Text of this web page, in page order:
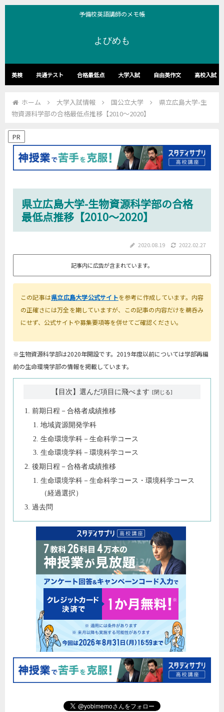
予備校英語講師のメモ帳
よびめも
英検 共通テスト 合格最低点 大学入試 自由英作文 高校入試
ホーム 大学入試情報 国公立大学
県立広島大学-生
物資源科学部の合格最低点推移【2010～2020】
PR
県立広島大学-生物資源科学部の合格
最低点推移【2010～2020】
2020.08.19 2022.02.27
記事内に広告が含まれています。
この記事は県立広島大学公式サイトを参考に作成しています。内容
の正確さには万全を期していますが、この記事の内容だけを鵜呑み
にせず、公式サイトや募集要項等を併せてご確認ください。
※生物資源科学部は2020年開設です。2019年度以前については学部再編
前の生命環境学部の情報を掲載しています。
【目次】選んだ項目に飛べます
前期日程－合格者成績推移
地域資源開発学科
生命環境学科－生命科学コース
生命環境学科－環境科学コース
後期日程－合格者成績推移
生命環境学科－生命科学コース・環境科学コース
（経過選択）
過去問